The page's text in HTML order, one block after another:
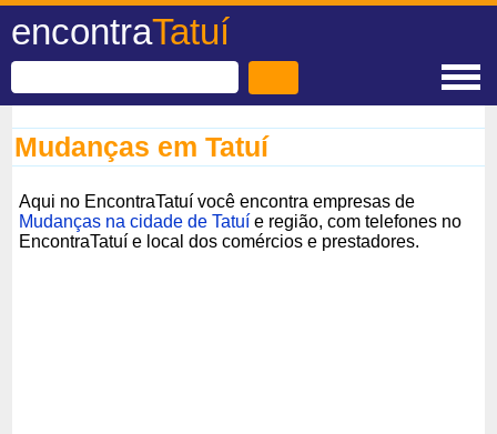
encontraTatuí
Mudanças em Tatuí
Aqui no EncontraTatuí você encontra empresas de
Mudanças na cidade de Tatuí e região, com telefones no
EncontraTatuí e local dos comércios e prestadores.